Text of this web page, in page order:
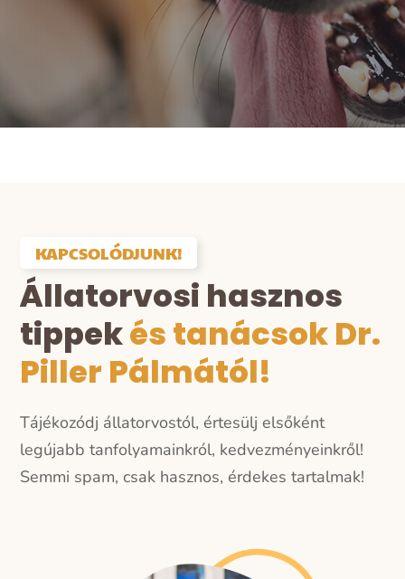
KAPCSOLÓDJUNK!
Állatorvosi hasznos
tippekés tanácsok Dr.
Piller Pálmától!
Tájékozódj állatorvostól, értesülj elsőként
legújabb tanfolyamainkról, kedvezményeinkről!
Semmi spam, csak hasznos, érdekes tartalmak!